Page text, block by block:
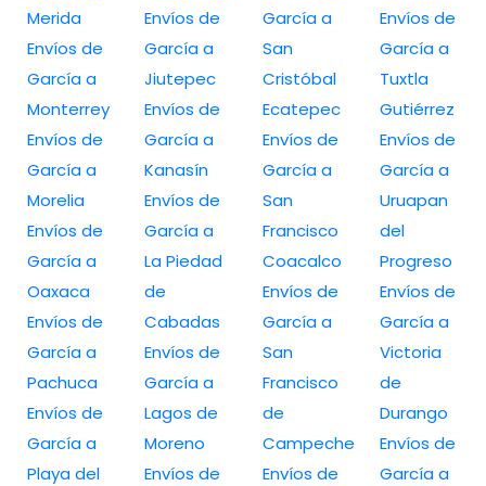
Merida
Envíos de
García a
Monterrey
Envíos de
García a
Morelia
Envíos de
García a
Oaxaca
Envíos de
García a
Pachuca
Envíos de
García a
Playa del
Envíos de
García a
Jiutepec
Envíos de
García a
Kanasín
Envíos de
García a
La Piedad
de
Cabadas
Envíos de
García a
Lagos de
Moreno
Envíos de
García a
San
Cristóbal
Ecatepec
Envíos de
García a
San
Francisco
Coacalco
Envíos de
García a
San
Francisco
de
Campeche
Envíos de
Envíos de
García a
Tuxtla
Gutiérrez
Envíos de
García a
Uruapan
del
Progreso
Envíos de
García a
Victoria
de
Durango
Envíos de
García a